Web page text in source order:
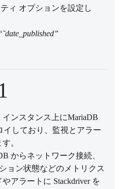
ィ オプションを設定し
インスタンス上にMariaDB
イしており、監視とアラー
。
からネットワーク接続、
ョン状態などのメトリクス
アラートに Stackdriver を